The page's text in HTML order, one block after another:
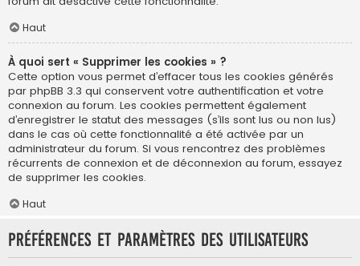
Haut
À quoi sert « Supprimer les cookies » ?
Cette option vous permet d’effacer tous les cookies générés
par phpBB 3.3 qui conservent votre authentification et votre
connexion au forum. Les cookies permettent également
d’enregistrer le statut des messages (s’ils sont lus ou non lus)
dans le cas où cette fonctionnalité a été activée par un
administrateur du forum. Si vous rencontrez des problèmes
récurrents de connexion et de déconnexion au forum, essayez
de supprimer les cookies.
Haut
Préférences et paramètres des utilisateurs